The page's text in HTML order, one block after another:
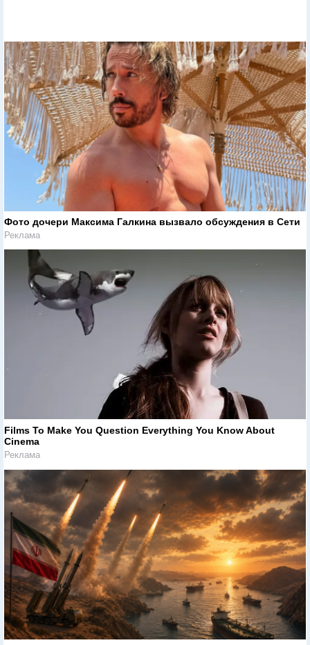
Фото дочери Максима Галкина вызвало обсуждения в Сети
Реклама
Films To Make You Question Everything You Know About
Cinema
Реклама